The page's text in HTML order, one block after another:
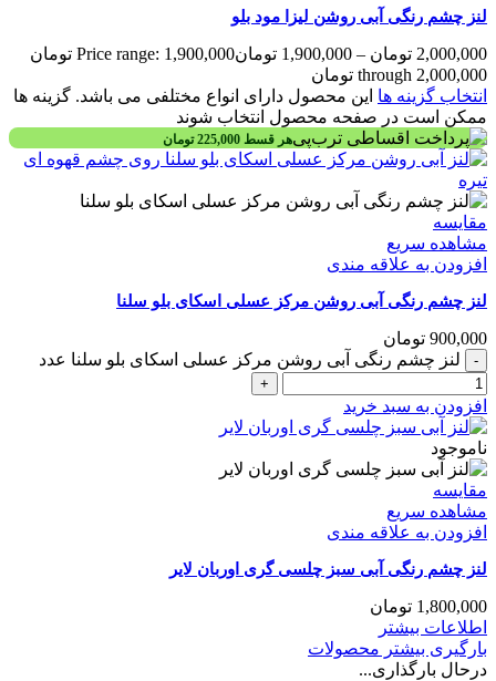
لنز چشم رنگی آبی روشن لیزا مود بلو
2,000,000 تومان –
1,900,000 تومان
Price range: 1,900,000 تومان
through 2,000,000 تومان
انتخاب گزینه ها این محصول دارای انواع مختلفی می باشد. گزینه ها
ممکن است در صفحه محصول انتخاب شوند
هر قسط 225,000 تومان
مقایسه
مشاهده سریع
افزودن به علاقه مندی
لنز چشم رنگی آبی روشن مرکز عسلی اسکای بلو سلنا
900,000 تومان
لنز چشم رنگی آبی روشن مرکز عسلی اسکای بلو سلنا عدد
افزودن به سبد خرید
ناموجود
مقایسه
مشاهده سریع
افزودن به علاقه مندی
لنز چشم رنگی آبی سبز چلسی گری اوربان لایر
1,800,000 تومان
اطلاعات بیشتر
بارگیری بیشتر محصولات
درحال بارگذاری...